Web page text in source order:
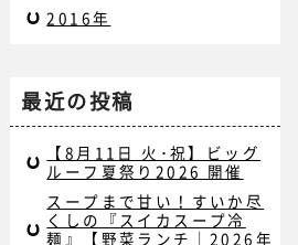
2016年
最近の投稿
【8月11日 火･祝】ビッグ
ルーフ夏祭り2026 開催
スープまで甘い！すいか尽
くしの『スイカスープ冷
麺』【野菜ランチ｜2026年